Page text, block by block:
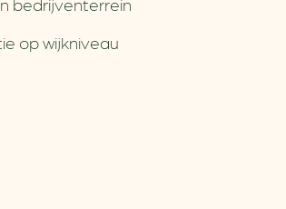
op wijkniveau